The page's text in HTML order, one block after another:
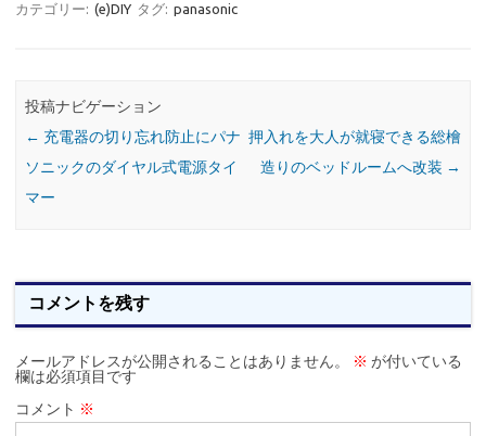
カテゴリー: (e)DIY タグ: panasonic
投稿ナビゲーション
← 充電器の切り忘れ防止にパナ
ソニックのダイヤル式電源タイ
マー
押入れを大人が就寝できる総檜
造りのベッドルームへ改装 →
コメントを残す
メールアドレスが公開されることはありません。 ※ が付いている
欄は必須項目です
コメント ※